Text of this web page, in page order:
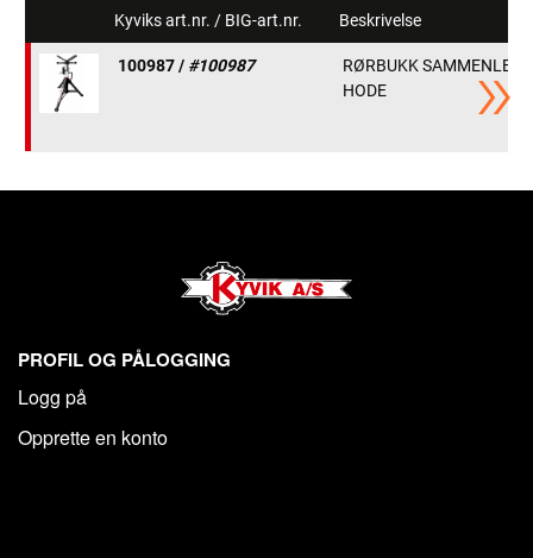
Kyviks art.nr. / BIG-art.nr. Beskrivelse
100987 / #100987
RØRBUKK
HODE
PROFIL OG PÅLOGGING
Logg på
Opprette en konto